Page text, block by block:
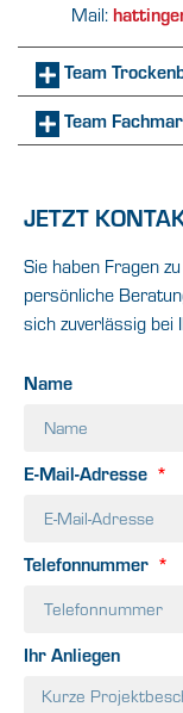
Mail:
Team
Team
JETZT
Sie haben Fragen
persönliche
sich zuverlässig bei
Name
E-Mail-Adresse
Telefonnummer
Ihr Anliegen